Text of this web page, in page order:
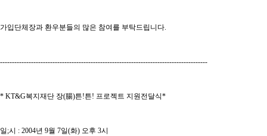
가입단체장과 환우분들의 많은 참여를 부탁드립니다.
---------------------------------------------------------------------------------------
* KT&G복지재단 장(腸)튼!튼! 프로젝트 지원전달식*
일 ;시 : 2004년 9월 7일(화) 오후 3시